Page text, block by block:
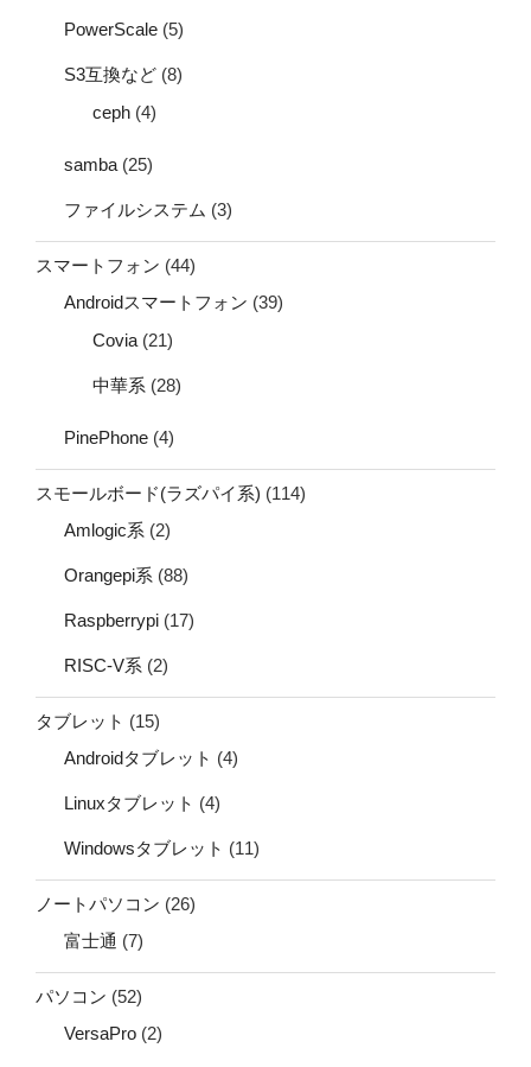
PowerScale (5)
S3互換など (8)
ceph (4)
samba (25)
ファイルシステム (3)
スマートフォン (44)
Androidスマートフォン (39)
Covia (21)
中華系 (28)
PinePhone (4)
スモールボード(ラズパイ系) (114)
Amlogic系 (2)
Orangepi系 (88)
Raspberrypi (17)
RISC-V系 (2)
タブレット (15)
Androidタブレット (4)
Linuxタブレット (4)
Windowsタブレット (11)
ノートパソコン (26)
富士通 (7)
パソコン (52)
VersaPro (2)